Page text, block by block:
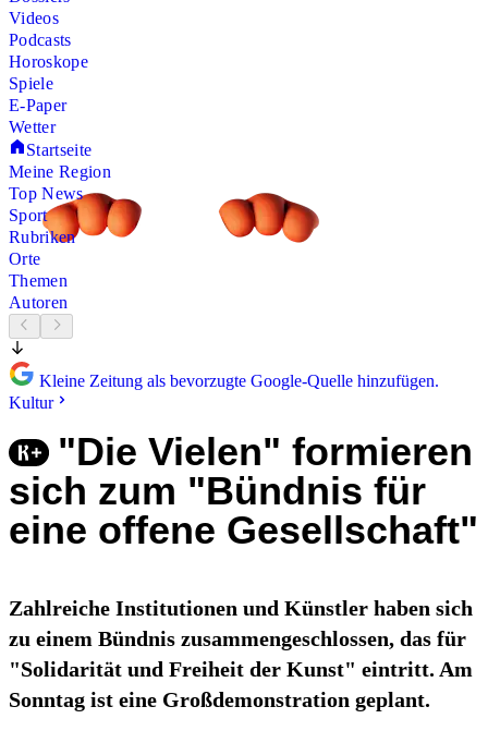
Videos
Podcasts
Horoskope
Spiele
E-Paper
Wetter
Startseite
Meine Region
Top News
Sport
Rubriken
Orte
Themen
Autoren
Kleine Zeitung als bevorzugte Google-Quelle hinzufügen.
Kultur
"Die Vielen" formieren
sich zum "Bündnis für
eine offene Gesellschaft"
Zahlreiche Institutionen und Künstler haben sich
zu einem Bündnis zusammengeschlossen, das für
"Solidarität und Freiheit der Kunst" eintritt. Am
Sonntag ist eine Großdemonstration geplant.